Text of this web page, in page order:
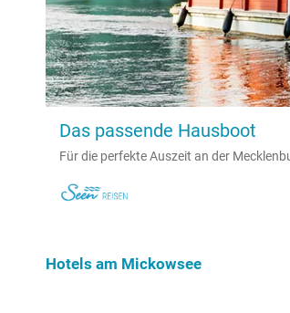
Das passende Hausboot
Für die perfekte Auszeit an der
Hotels am Mickowsee